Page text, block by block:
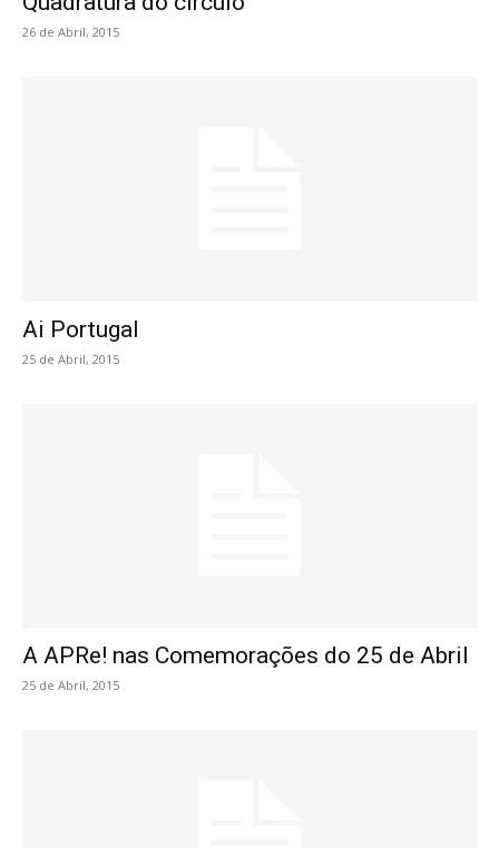
26 de Abril, 2015
Ai Portugal
25 de Abril, 2015
A APRe! nas Comemorações do 25 de Abril
25 de Abril, 2015